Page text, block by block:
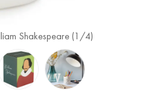
Shakespeare (1 /4)